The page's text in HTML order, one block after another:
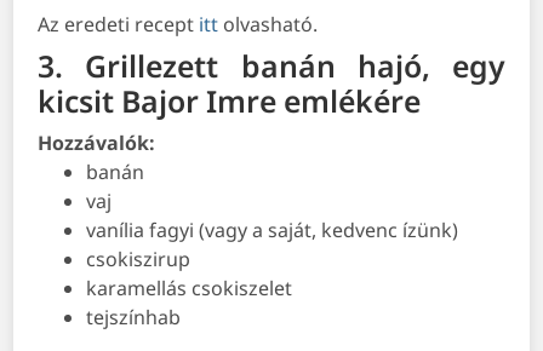
Az eredeti recept itt olvasható.
3. Grillezett banán hajó, egy
kicsit Bajor Imre emlékére
Hozzávalók:
banán
vaj
vanília fagyi (vagy a saját, kedvenc ízünk)
csokiszirup
karamellás csokiszelet
tejszínhab